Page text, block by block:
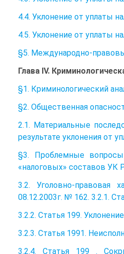
4.4. Уклонение от уплаты
4.5. Уклонение от уплаты
§5. Международно-
Глава IV.
§1. Криминологический
§2. Общественная
2.1. Материальные
результате уклонения от
§3. Проблемные
«налоговых» составов УК
3.2. Уголовно-правовая
08.12.2003г. № 162. 3.2.1.
3.2.2. Статья 199.
3.2.3. Статья 1991.
3.2.4. Статья 199 .